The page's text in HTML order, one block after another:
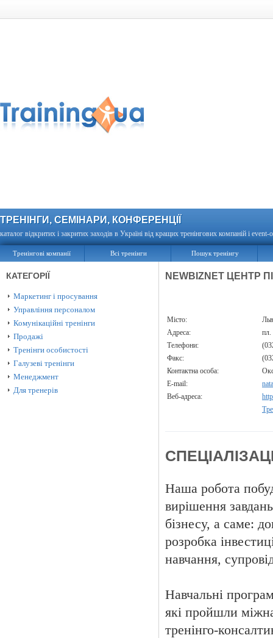
ТРЕНІНГИ, СЕМІНАРИ, КОНФЕРЕНЦІЇ
каталог відкритих і закритих заходів в Україні від кращих тренінгових компаній і event-
Тренінгові компанії Всі тренінги Пошук тренінгу
КАТЕГОРІЇ
Маркетинг і просування
Управління персоналом
Комунікаційні тренінги
Продажі
Тренінги особистості
Галузеві тренінги
Менеджмент
Для тренерів
NEWBIZNET ЦЕНТР
Місто:
Адреса:
пл.
Телефони:
Факс:
Контактна особа:
E-mail:
Веб-адреса:
Наша робота
вирішення
бізнесу, а саме:
розробка
навчання,
Навчальні
які пройшли
тренінго-